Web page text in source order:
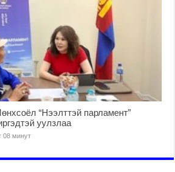
“Нээлттэй парламент”
уулзлаа
08 минут